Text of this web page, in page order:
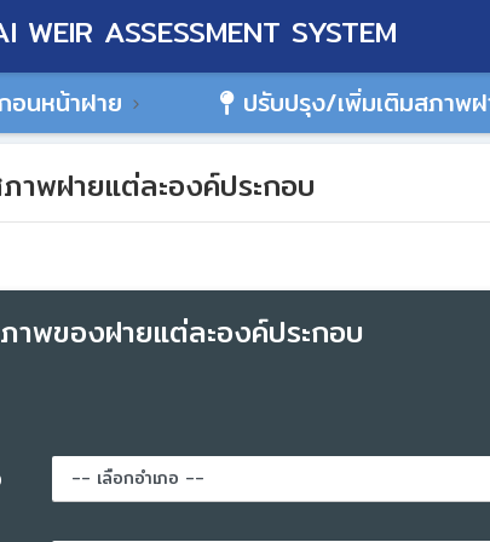
WEIR ASSESSMENT SYSTEM
อนหน้าฝาย ปรับปรุง/เพิ่มเติมสภาพ
าพฝายแต่ละองค์ประกอบ
าพของฝายแต่ละองค์ประกอบ